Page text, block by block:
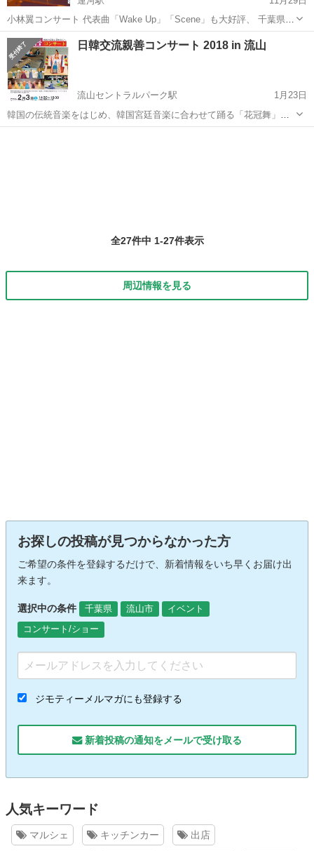
小林翼コンサート 代表曲「Wake Up」「Scene」も大好評、 千葉県野
田市出身・在住のギタリスト「小林翼」の ギターインストゥルメンタ
ルコンサート。 「お蔵」を改装したギャラリー会場で、 心地よい時
間...
千葉 流山市 運河駅 コンサート/ショー
日韓交流親善コンサート 2018 in 流山
流山セントラルパーク駅
1月23日
韓国の伝統音楽をはじめ、韓国宮廷音楽に合わせて踊る「花冠舞」、
世界遺産に登録されている「パンソリ」などを見られます。
全27件中 1-27件表示
周辺情報を見る
お探しの投稿が見つからなかった方
ご希望の条件を登録するだけで、新着情報をいち早くお届け出
来ます。
選択中の条件 千葉県 流山市
イベント
コンサート/ショー
ジモティーメルマガにも登録する
新着投稿の通知をメールで受け取る
人気キーワード
マルシェ キッチンカー 出店